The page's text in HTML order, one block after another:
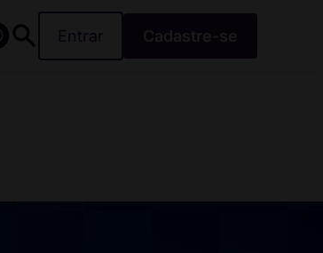
Entrar Cadastre-se